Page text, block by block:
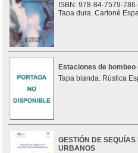
ISBN: 978-84-7579-
Tapa dura. Cartoné
Estaciones de bombeo
Tapa blanda. Rústica
GESTIÓN DE
URBANOS